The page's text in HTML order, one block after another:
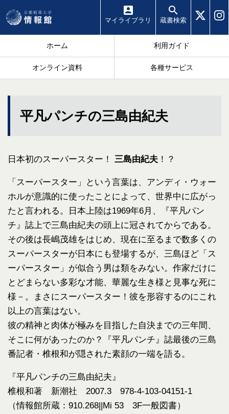
マイ ライブラリ 蔵書検索
ホーム 利用ガイド
オンライン資料 各種サービス
平凡パンチの三島由紀夫
日本初のスーパースター！ 三島由紀夫 ！？
「スーパースター」という言葉は、アンディ・ウォー
ホルが意識的に使ったことによって、世界中に広がっ
たと言われる。日本上陸は1969年6月、『平凡パン
チ』誌上で三島由紀夫の頭上に冠されてからである。
その後は長嶋茂雄をはじめ、現在に至るまで数多くの
スーパースターが日本にも登場するが、三島ほど「ス
ーパースター」が似合う男は類をみない。作家だけに
とどまらない多彩な才能、華麗な生き様と見事な死に
様－。まさにスーパースター！彼を形容するのにこれ
以上の言葉はない。
彼の精神と肉体が極みを目指した自決までの三年間、
そこに何があったのか？『平凡パンチ』誌最後の三島
番記者・椎根和が隠された素顔の一端を語る。
『平凡パンチの三島由紀夫』
椎根和著 新潮社 2007.3 978-4-103-04151-1
（情報館所蔵：910.268||Mi 53 3F一般図書）